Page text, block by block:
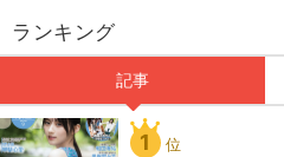
ランキング
記事
1 位